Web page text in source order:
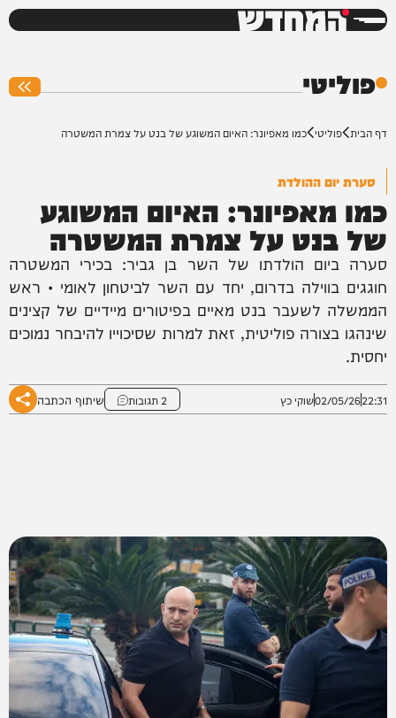
המחדש
פוליטי
דף הבית פוליטי כמו מאפיונר: האיום המשוגע של בנט על צמרת המשטרה
סערת יום ההולדת
כמו מאפיונר: האיום המשוגע
של בנט על צמרת המשטרה
סערה ביום הולדתו של השר בן גביר: בכירי המשטרה
חוגגים בווילה בדרום, יחד עם השר לביטחון לאומי • ראש
הממשלה לשעבר בנט מאיים בפיטורים מיידיים של קצינים
שינהגו בצורה פוליטית, זאת למרות שסיכוייו להיבחר נמוכים
יחסית.
22:31
02/05/26שוקי כץ 2 תגובות שיתוף הכתבה